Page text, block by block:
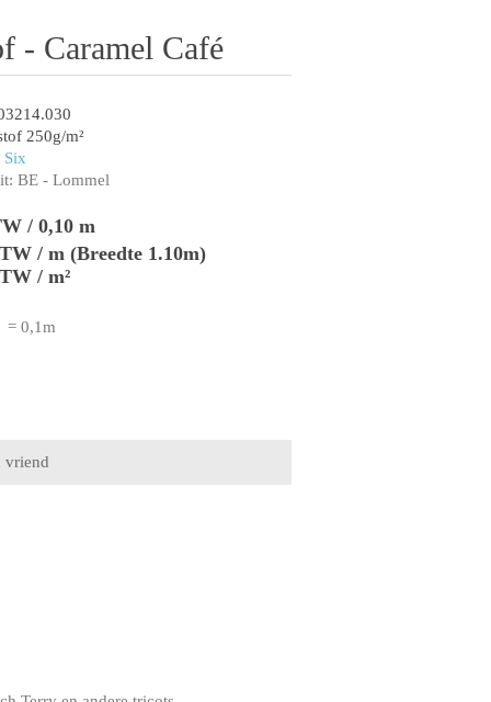
- Caramel Café
250g/m²
Six
BE - Lommel
/ 0,10 m
/ m (Breedte 1.10m)
/ m²
= 0,1m